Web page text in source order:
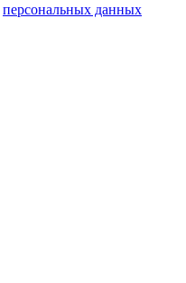
персональных данных